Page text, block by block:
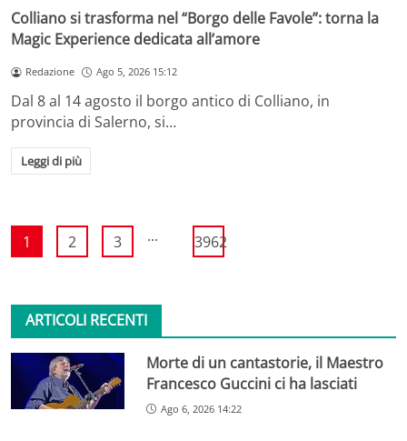
Colliano si trasforma nel “Borgo delle Favole”: torna la
Magic Experience dedicata all’amore
Redazione Ago 5, 2026 15:12
Dal 8 al 14 agosto il borgo antico di Colliano, in
provincia di Salerno, si…
Leggi di più
1 2 3 ... 3962
ARTICOLI RECENTI
Morte di un cantastorie, il Maestro
Francesco Guccini ci ha lasciati
Ago 6, 2026 14:22